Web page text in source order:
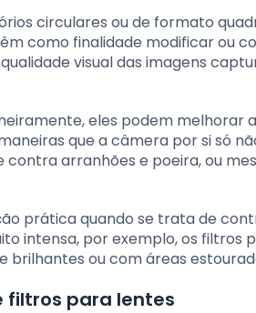
circulares ou de formato
como finalidade modificar ou
visual das imagens
eles podem melhorar
que a câmera por si só
contra arranhões e poeira, ou
prática quando se trata de
intensa, por exemplo, os filtros
brilhantes ou com áreas
filtros para lentes